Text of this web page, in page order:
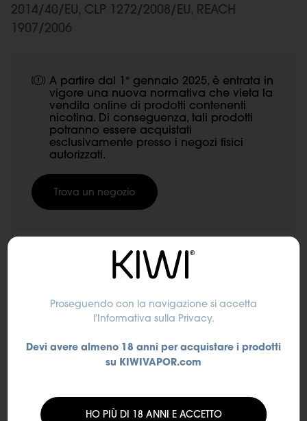
2014/40/EU, CLP 1272/2008/EU, REACH
1907/2006
A partire dal 1° gennaio 2025, è entrata in
vigore una nuova normativa che vieta la
vendita online di prodotti contenenti
nicotina. Di conseguenza, tali prodotti
potranno essere acquistati
esclusivamente presso i negozi fisici
autorizzati.
Trova un negozio
0 mg/ml
€7,50
Proseguendo con la navigazione si accetta
l'Informativa sulla Privacy.
Devi avere almeno 18 anni per acquistare i prodotti
su KIWIVAPOR.com
HO PIÙ DI 18 ANNI E ACCETTO